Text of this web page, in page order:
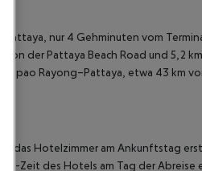
nur 4 Gehminuten vom
der Pattaya Beach Road und 5,2
Rayong–Pattaya, etwa 43 km
das Hotelzimmer am Ankunftstag
Zeit des Hotels am Tag der Abreise